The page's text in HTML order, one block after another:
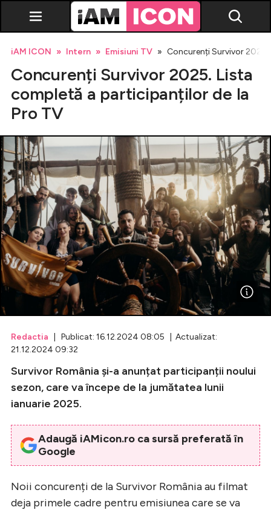
Breaking news
Evenimente
Emisiuni TV
Horoscop
Lifestyle
Celebrități
Intră în cont
Creează cont
iAM ICON Intern Emisiuni TV Concurenți Survivor
Concurenți Survivor 2025. Lista
completă a participanților de la
Pro TV
Redactia | Publicat: 16.12.2024 08:05 | Actualizat:
21.12.2024 09:32
Survivor România și-a anunțat participanții noului
sezon, care va începe de la jumătatea lunii
ianuarie 2025.
Adaugă iAMicon.ro ca sursă preferată în
Google
Noii concurenți de la Survivor România au filmat
deja primele cadre pentru emisiunea care se va